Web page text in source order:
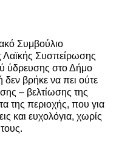
Συμβούλιο
Συσπείρωσης
ύδρευσης στο Δήμο
δεν βρήκε να πει ούτε
– βελτίωσης της
της περιοχής, που για
και ευχολόγια, χωρίς